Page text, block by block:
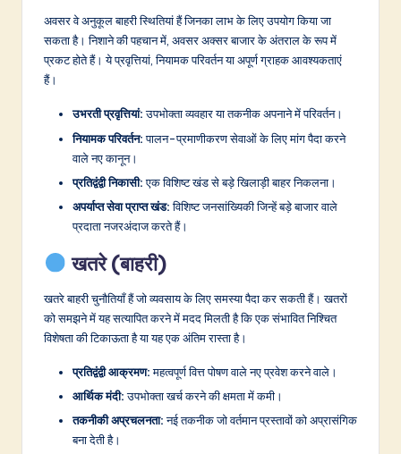
अवसर वे अनुकूल बाहरी स्थितियां हैं जिनका लाभ के लिए उपयोग किया जा
सकता है। निशाने की पहचान में, अवसर अक्सर बाजार के अंतराल के रूप में
प्रकट होते हैं। ये प्रवृत्तियां, नियामक परिवर्तन या अपूर्ण ग्राहक आवश्यकताएं
हैं।
उभरती प्रवृत्तियां:उपभोक्ता व्यवहार या तकनीक अपनाने में परिवर्तन।
नियामक परिवर्तन:पालन-प्रमाणीकरण सेवाओं के लिए मांग पैदा करने
वाले नए कानून।
प्रतिद्वंद्वी निकासी:एक विशिष्ट खंड से बड़े खिलाड़ी बाहर निकलना।
अपर्याप्त सेवा प्राप्त खंड:विशिष्ट जनसांख्यिकी जिन्हें बड़े बाजार वाले
प्रदाता नजरअंदाज करते हैं।
खतरे (बाहरी)
खतरे बाहरी चुनौतियाँ हैं जो व्यवसाय के लिए समस्या पैदा कर सकती हैं। खतरों
को समझने में यह सत्यापित करने में मदद मिलती है कि एक संभावित निश्चित
विशेषता की टिकाऊता है या यह एक अंतिम रास्ता है।
प्रतिद्वंद्वी आक्रमण:महत्वपूर्ण वित्त पोषण वाले नए प्रवेश करने वाले।
आर्थिक मंदी:उपभोक्ता खर्च करने की क्षमता में कमी।
तकनीकी अप्रचलनता:नई तकनीक जो वर्तमान प्रस्तावों को अप्रासंगिक
बना देती है।